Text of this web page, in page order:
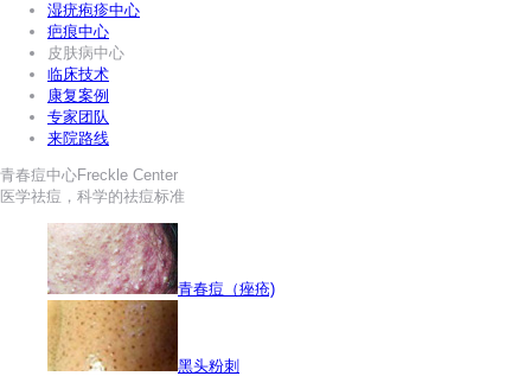
湿疣疱疹中心
疤痕中心
皮肤病中心
临床技术
康复案例
专家团队
来院路线
青春痘中心Freckle Center
医学祛痘，科学的祛痘标准
青春痘（痤疮)
黑头粉刺